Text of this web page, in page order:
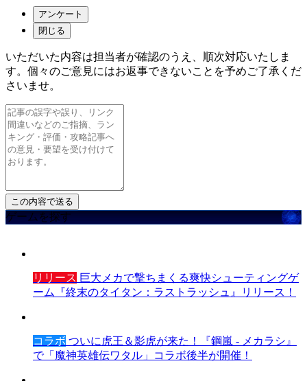
アンケート
閉じる
いただいた内容は担当者が確認のうえ、順次対応いたしま
す。個々のご意見にはお返事できないことを予めご了承くだ
さいませ。
ゲームを探す
リリース 巨大メカで撃ちまくる爽快シューティングゲ
ーム『終末のタイタン：ラストラッシュ』リリース！
コラボ ついに虎王＆影虎が来た！『鋼嵐 - メカラシ』
で「魔神英雄伝ワタル」コラボ後半が開催！